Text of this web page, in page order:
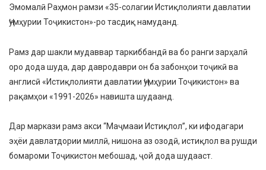
Эмомалӣ Раҳмон рамзи «35-солагии Истиқлолияти давлатии
Ҷумҳурии Тоҷикистон»-ро тасдиқ намуданд.
Рамз дар шакли мудаввар таркиббандӣ ва бо ранги зарҳалӣ
оро дода шуда, дар давродаври он ба забонҳои тоҷикӣ ва
англисӣ «Истиқлолияти давлатии Ҷумҳурии Тоҷикистон» ва
рақамҳои «1991-2026» навишта шудаанд.
Дар маркази рамз акси “Маҷмааи Истиқлол”, ки ифодагари
эҳёи давлатдории миллӣ, нишона аз озодӣ, истиқлол ва рушди
бомароми Тоҷикистон мебошад, ҷой дода шудааст.